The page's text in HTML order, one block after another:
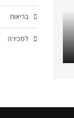
בריאות
למכירה